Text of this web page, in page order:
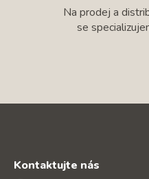
Na prodej a
se
Kontaktujte nás